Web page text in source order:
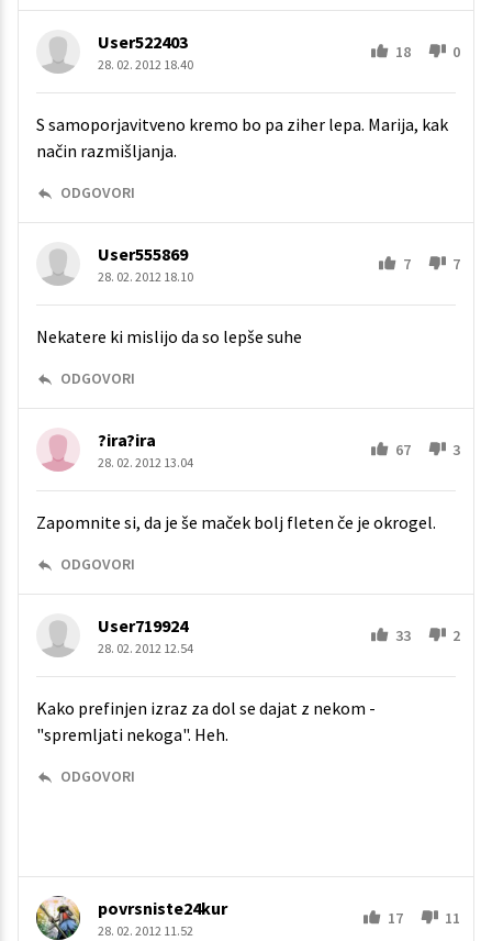
User522403
28. 02. 2012 18.40
18 0
S samoporjavitveno kremo bo pa ziher lepa. Marija, kak
način razmišljanja.
ODGOVORI
User555869
28. 02. 2012 18.10
7 7
Nekatere ki mislijo da so lepše suhe
ODGOVORI
?ira?ira
28. 02. 2012 13.04
67 3
Zapomnite si, da je še maček bolj fleten če je okrogel.
ODGOVORI
User719924
28. 02. 2012 12.54
33 2
Kako prefinjen izraz za dol se dajat z nekom -
"spremljati nekoga". Heh.
ODGOVORI
povrsniste24kur
28. 02. 2012 11.52
17 11